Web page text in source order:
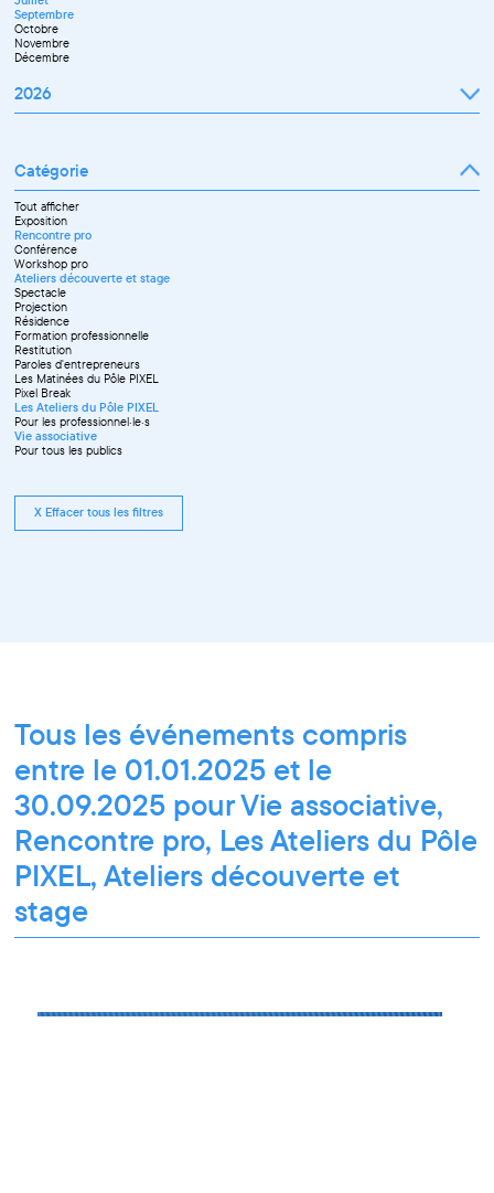
Décembre
Septembre
Octobre
Novembre
Décembre
2026
Avril
Mai
Juin
Septembre
Octobre
Novembre
Catégorie
Tout afficher
Exposition
Rencontre pro
Conférence
Workshop pro
Ateliers découverte et stage
Spectacle
Projection
Résidence
Formation professionnelle
Restitution
Paroles d'entrepreneurs
Les Matinées du Pôle PIXEL
Pixel Break
Les Ateliers du Pôle PIXEL
Pour les professionnel·le·s
Vie associative
Pour tous les publics
X Effacer tous les filtres
Tous les événements compris
entre le 01.01.2025 et le
30.09.2025 pour Vie associative,
Rencontre pro, Les Ateliers du Pôle
PIXEL, Ateliers découverte et
stage